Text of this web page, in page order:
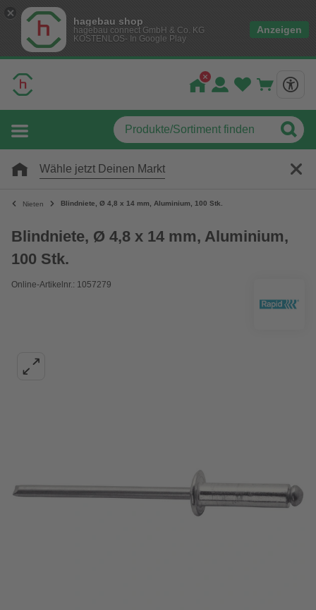
hagebau shop
hagebau connect GmbH & Co. KG
KOSTENLOS- In Google Play
Anzeigen
Wähle jetzt Deinen Markt
Nieten Blindniete, Ø 4,8 x 14 mm, Aluminium, 100 Stk.
Blindniete, Ø 4,8 x 14 mm, Aluminium,
100 Stk.
Online-Artikelnr.: 1057279